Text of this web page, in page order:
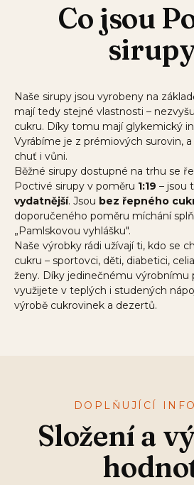
Co jsou
Naše sirupy jsou vyrobeny na
mají tedy stejné vlastnosti –
cukru. Díky tomu mají glykemický
Vyrábíme je z prémiových surovin,
chuť i vůni.
Běžné sirupy dostupné na trhu se
Poctivé sirupy v poměru 1:19 – jsou
vydatnější. Jsou bez řepného
doporučeného poměru míchání
„Pamlskovou vyhlášku".
Naše výrobky rádi užívají ti, kdo se
cukru – sportovci, děti, diabetici,
ženy. Díky jedinečnému výrobnímu
využijete v teplých i studených
výrobě cukrovinek a dezertů.
DOPLŇUJÍCÍ
Složení a